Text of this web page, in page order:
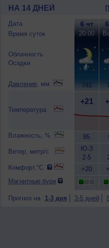
НА 14 ДНЕЙ
Дата
Время суток
Облачность
Осадки
Давление, мм.
Температура
Влажность, %
Ветер, метр/с
Комфорт,°C
Магнитные бури
6 чт
20:00
745
+21
85
Ю-З
2-5
+20
Прогноз на 1-3 дня 3-5 дней